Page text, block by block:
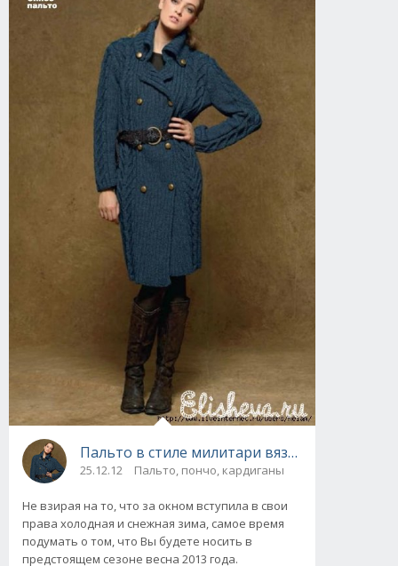
Пальто в стиле милитари вязаное спицами
25.12.12 Пальто, пончо, кардиганы
Не взирая на то, что за окном вступила в свои
права холодная и снежная зима, самое время
подумать о том, что Вы будете носить в
предстоящем сезоне весна 2013 года.